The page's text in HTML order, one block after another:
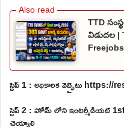
TTD
విడుదల |
స్టెప్ 1 : అధికారిక వెబ్సైటు
స్టెప్ 2 : హోమ్ లోని ఇంటర్మీడియట్ 1st
చెయ్యాలి